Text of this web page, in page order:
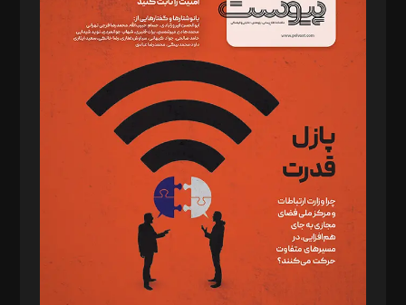
د‌بیر خدمت و تجارت: ابوالفضل رجبی
د‌بیر حقوق فناوری: حسام‌الدین ایپکچی
د‌بیر پیوست جهان: مینا پاکدل
د‌بیر تحریریه آنلاین: بابک نقاش
تحریریه‌: مجتبی محمود‌ی، آرش برهمند، یسنا امان‌پور، سروش کرمیان،
مصطفی مسجدی آرانی، ابوالفضل رجبی، زهرا فکرانه، فائزه فتحی
رستمی،مصطفی باستان
ویرایش: نگار استاد‌‌آقا
طراح یونیفرم: مجید توکلی
فیلمبرداری و عکاسی: امیر شفیعی، مانی لطفی زاده
گرافیک و صفحه‌آرایی: سید‌سبحان‌علی ثابت
مد‌یر توسعه تجاری: کامبیز برید‌